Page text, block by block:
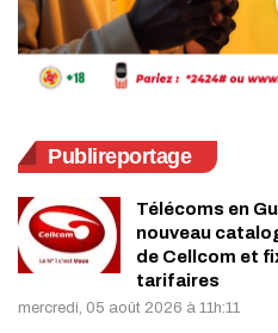
Publireportage
Télécoms en
nouveau
de Cellcom et
tarifaires
mercredi, 05 août 2026 à 11h:11